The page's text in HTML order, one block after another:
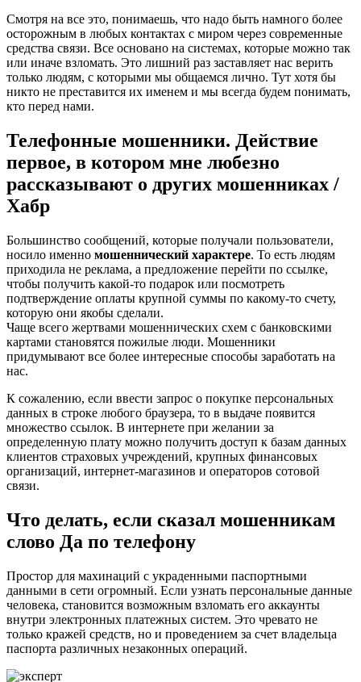
Смотря на все это, понимаешь, что надо быть намного более
осторожным в любых контактах с миром через современные
средства связи. Все основано на системах, которые можно так
или иначе взломать. Это лишний раз заставляет нас верить
только людям, с которыми мы общаемся лично. Тут хотя бы
никто не преставится их именем и мы всегда будем понимать,
кто перед нами.
Телефонные мошенники. Действие
первое, в котором мне любезно
рассказывают о других мошенниках /
Хабр
Большинство сообщений, которые получали пользователи,
носило именно мошеннический характере. То есть людям
приходила не реклама, а предложение перейти по ссылке,
чтобы получить какой-то подарок или посмотреть
подтверждение оплаты крупной суммы по какому-то счету,
которую они якобы сделали.
Чаще всего жертвами мошеннических схем с банковскими
картами становятся пожилые люди. Мошенники
придумывают все более интересные способы заработать на
нас.
К сожалению, если ввести запрос о покупке персональных
данных в строке любого браузера, то в выдаче появится
множество ссылок. В интернете при желании за
определенную плату можно получить доступ к базам данных
клиентов страховых учреждений, крупных финансовых
организаций, интернет-магазинов и операторов сотовой
связи.
Что делать, если сказал мошенникам
слово Да по телефону
Простор для махинаций с украденными паспортными
данными в сети огромный. Если узнать персональные данные
человека, становится возможным взломать его аккаунты
внутри электронных платежных систем. Это чревато не
только кражей средств, но и проведением за счет владельца
паспорта различных незаконных операций.